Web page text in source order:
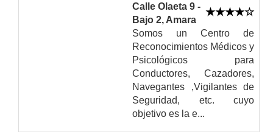
Calle Olaeta 9 -
Bajo 2, Amara
Somos un Centro de
Reconocimientos Médicos y
Psicológicos para
Conductores, Cazadores,
Navegantes ,Vigilantes de
Seguridad, etc. cuyo
objetivo es la e...